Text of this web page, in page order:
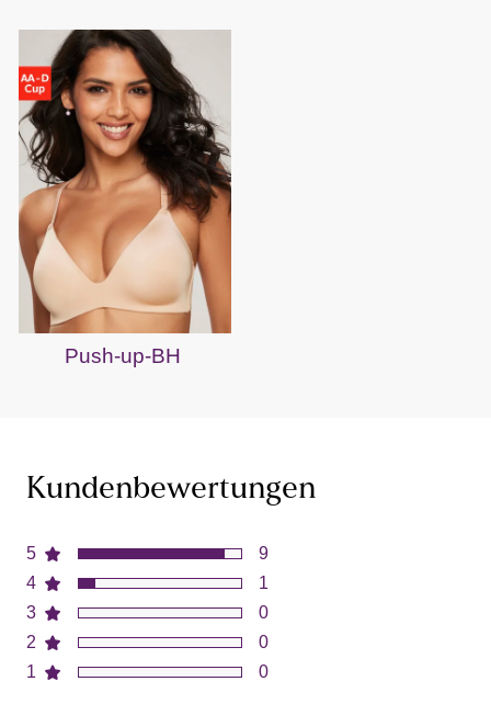
Push-up-BH
Kundenbewertungen
5
4
3
2
1
9
1
0
0
0